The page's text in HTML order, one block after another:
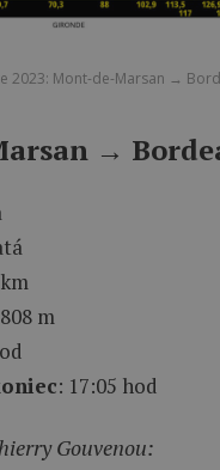
2023: Mont-de-Marsan →
→
808 m
: 17:05 hod
Gouvenou: